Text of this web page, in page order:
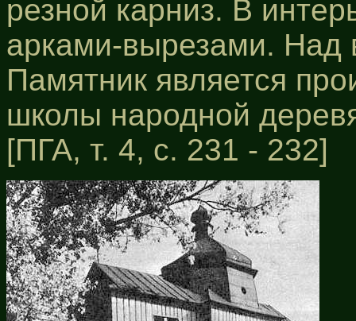
резной карниз. В
арками-вырезами. Над
Памятник является
школы народной
[ПГА, т. 4, с. 231 - 232]